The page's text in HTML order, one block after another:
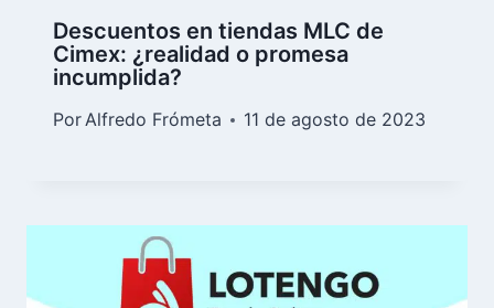
Descuentos en tiendas MLC de
Cimex: ¿realidad o promesa
incumplida?
PorAlfredo Frómeta 11 de agosto de 2023